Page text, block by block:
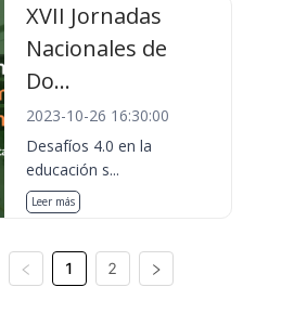
XVII Jornadas
Nacionales de
Do...
2023-10-26 16:30:00
Desafíos 4.0 en la
educación s...
Leer más
1 2